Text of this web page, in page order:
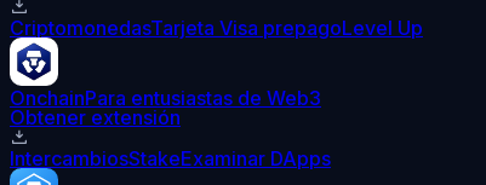
CriptomonedasTarjeta Visa prepagoLevel Up
OnchainPara entusiastas de Web3
Obtener extensión
IntercambiosStakeExaminar DApps